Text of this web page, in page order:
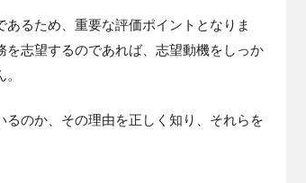
るため、重要な評価ポイントとなりま
志望するのであれば、志望動機をしっか
のか、その理由を正しく知り、それらを